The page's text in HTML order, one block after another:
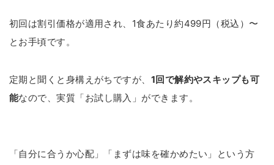
初回は割引価格が適用され、1食あたり約499円（税込）〜
とお手頃です。
定期と聞くと身構えがちですが、 1回で解約やスキップも可
能なので、実質「お試し購入」ができます。
「自分に合うか心配」「まずは味を確かめたい」という方